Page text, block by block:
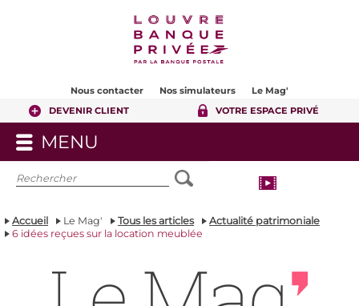
Nous contacter Nos simulateurs
Le Mag'
DEVENIR CLIENT
VOTRE ESPACE PRIVÉ
MENU
LE
MENU
Accueil Le Mag' Tous les articles
Actualité patrimoniale
6 idées reçues sur la location meublée